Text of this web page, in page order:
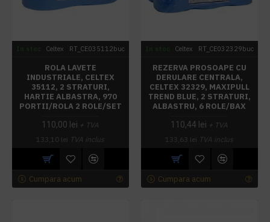
Celtex RT_CE035112buc
ROLA LAVETE
INDUSTRIALE, CELTEX
35112, 2 STRATURI,
HARTIE ALBASTRA, 970
PORTII/ROLA 2 ROLE/SET
110,00 lei + TVA
133,10 lei TVA inclus
Cumpara acum
Celtex RT_CE032329buc
REZERVA PROSOAPE CU
DERULARE CENTRALA,
CELTEX 32329, MAXIPULL
TREND BLUE, 2 STRATURI,
ALBASTRU, 6 ROLE/BAX
110,44 lei + TVA
133,63 lei TVA inclus
Cumpara acum